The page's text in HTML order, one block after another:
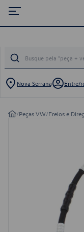
Nova Serrana Entre/
/Peças VW/Freios e